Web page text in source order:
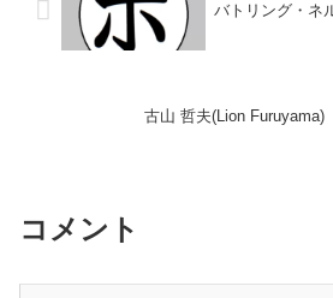
バトリング・ネ
古山 哲夫(Lion Furuyama)
コメント